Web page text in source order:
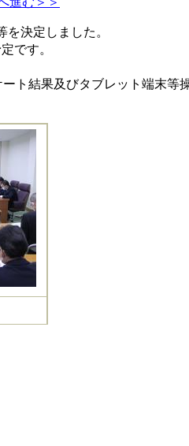
を決定しました。
です。
ト結果及びタブレット端末等